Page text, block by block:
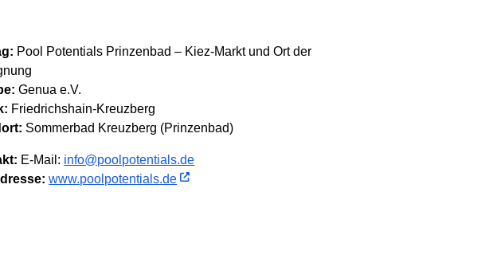
Pool Potentials Prinzenbad – Kiez-Markt und Ort der
Genua e.V.
Friedrichshain-Kreuzberg
Sommerbad Kreuzberg (Prinzenbad)
E-Mail: info@poolpotentials.de
www.poolpotentials.de